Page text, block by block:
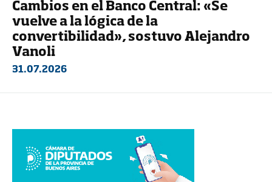
Cambios en el Banco Central: «Se
vuelve a la lógica de la
convertibilidad», sostuvo Alejandro
Vanoli
31.07.2026